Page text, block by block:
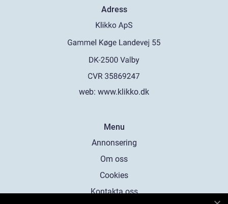
Adress
web: www.klikko.dk
Menu
Annonsering
Om oss
Cookies
Kontakta oss